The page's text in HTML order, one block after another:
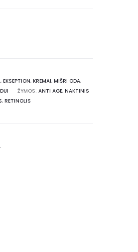
, EKSEPTION, KREMAI, MIŠRI ODA,
ŽYMOS: ANTI AGE, NAKTINIS
, RETINOLIS